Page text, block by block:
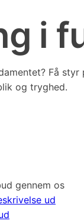
i
Få
og tryghed.
gennem os
ud